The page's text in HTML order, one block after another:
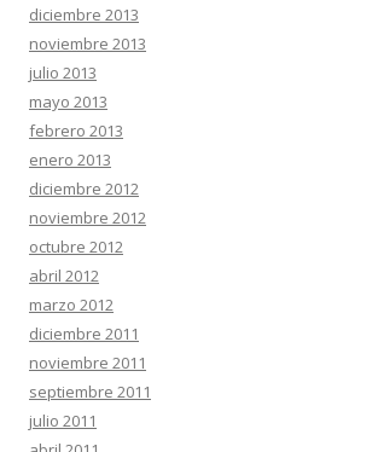
diciembre 2013
noviembre 2013
julio 2013
mayo 2013
febrero 2013
enero 2013
diciembre 2012
noviembre 2012
octubre 2012
abril 2012
marzo 2012
diciembre 2011
noviembre 2011
septiembre 2011
julio 2011